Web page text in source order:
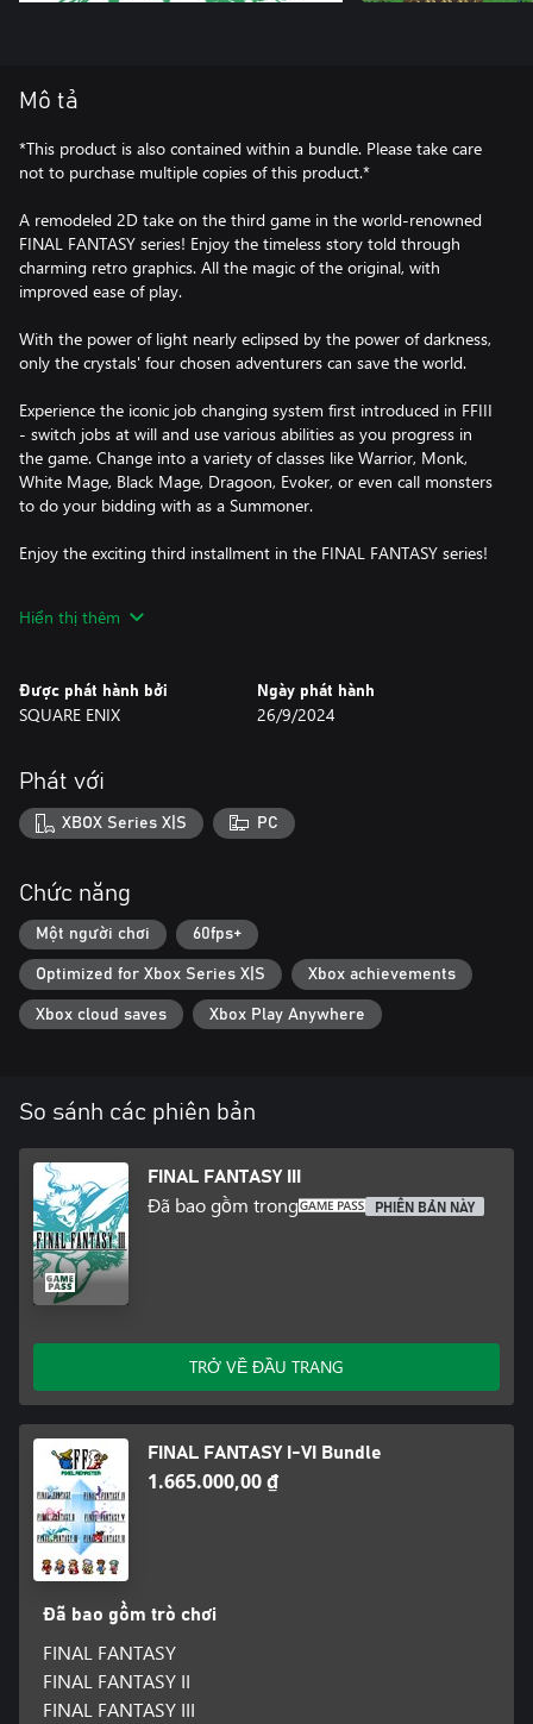
Mô tả
*This product is also contained within a bundle. Please take care
not to purchase multiple copies of this product.*
A remodeled 2D take on the third game in the world-renowned
FINAL FANTASY series! Enjoy the timeless story told through
charming retro graphics. All the magic of the original, with
improved ease of play.
With the power of light nearly eclipsed by the power of darkness,
only the crystals' four chosen adventurers can save the world.
Experience the iconic job changing system first introduced in FFIII
- switch jobs at will and use various abilities as you progress in
the game. Change into a variety of classes like Warrior, Monk,
White Mage, Black Mage, Dragoon, Evoker, or even call monsters
to do your bidding with as a Summoner.
Enjoy the exciting third installment in the FINAL FANTASY series!
FINAL FANTASY character pixel designs created by Kazuko
Shibuya, the original artist and current collaborator.
style, overseen by original composer Nobuo Uematsu.
■Improved gameplay!
・Including modernized UI, auto-battle options, and more.
for the pixel remaster, or the original version, capturing the
sound of the original game.
・Now possible to switch between different fonts, including the
default font and a pixel-based font based on the atmosphere of
the original game.
・Additional boost features to expand gameplay options,
including switching off random encounters and adjusting
the bestiary, illustration gallery, and music player.
(This remaster is based on the original "FINAL FANTASY III" game
released in 1990. Features and/or content may differ from
previously rereleased versions of the game.)
Hiển thị thêm
Được phát hành bởi
SQUARE ENIX
Ngày phát hành
26/9/2024
Phát với
XBOX Series X|S PC
Chức năng
Một người chơi 60fps+
Optimized for Xbox Series X|S Xbox achievements
Xbox cloud saves Xbox Play Anywhere
So sánh các phiên bản
FINAL FANTASY III
Đã bao gồm trong PHIÊN BẢN NÀY
TRỞ VỀ ĐẦU TRANG
FINAL FANTASY I-VI Bundle
1.665.000,00 ₫
Đã bao gồm trò chơi
FINAL FANTASY
FINAL FANTASY II
FINAL FANTASY III